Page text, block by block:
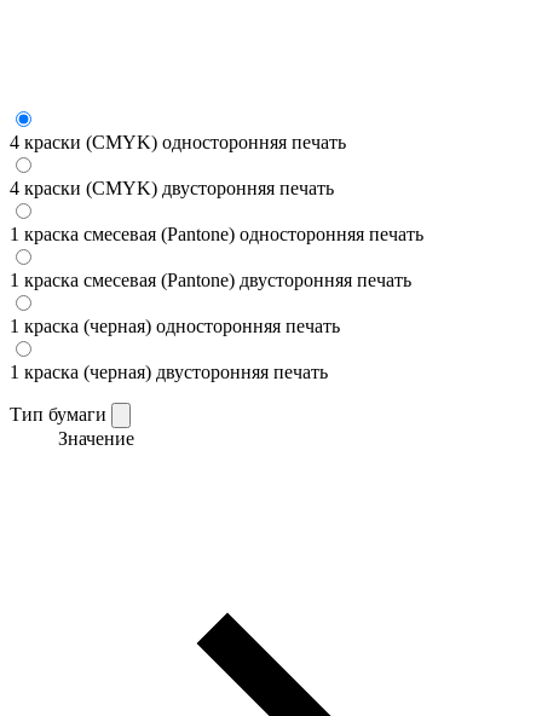
4 краски (CMYK) односторонняя печать
4 краски (CMYK) двусторонняя печать
1 краска смесевая (Pantone) односторонняя печать
1 краска смесевая (Pantone) двусторонняя печать
1 краска (черная) односторонняя печать
1 краска (черная) двусторонняя печать
Тип бумаги
Значение